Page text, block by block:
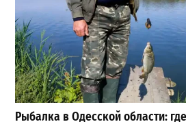
Рыбалка в Одесской области: